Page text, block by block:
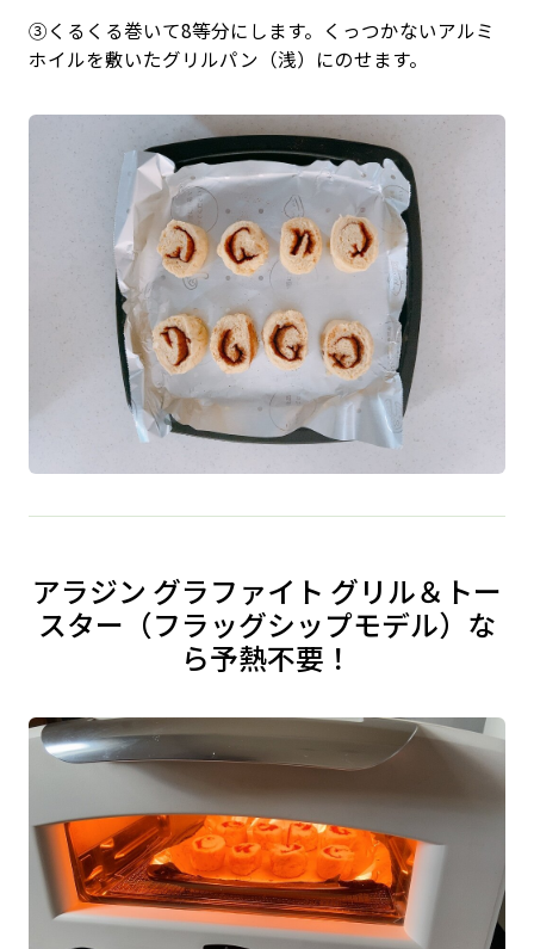
③くるくる巻いて8等分にします。くっつかないアルミ
ホイルを敷いたグリルパン（浅）にのせます。
アラジン グラファイト グリル＆トー
スター（フラッグシップモデル）な
ら予熱不要！